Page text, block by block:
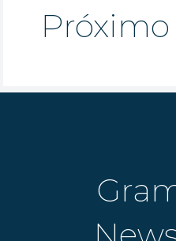
Próximo